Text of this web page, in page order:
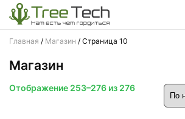
Главная / Магазин / Страница 10
Магазин
Отображение 253–276 из 276
недавние